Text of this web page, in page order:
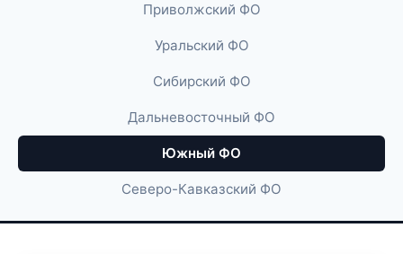
Приволжский ФО
Уральский ФО
Сибирский ФО
Дальневосточный ФО
Южный ФО
Северо-Кавказский ФО